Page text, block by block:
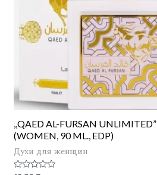
,,QAED AL-FURSAN UNLIMITED”
(WOMEN, 90 ML., EDP)
Духи для женщин